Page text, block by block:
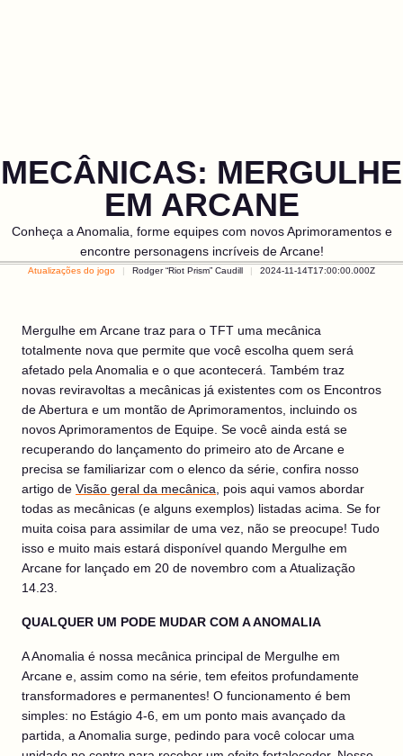
MECÂNICAS: MERGULHE
EM ARCANE
Conheça a Anomalia, forme equipes com novos Aprimoramentos e
encontre personagens incríveis de Arcane!
Atualizações do jogo Rodger “Riot Prism” Caudill 2024-11-14T17:00:00.000Z
Mergulhe em Arcane traz para o TFT uma mecânica
totalmente nova que permite que você escolha quem será
afetado pela Anomalia e o que acontecerá. Também traz
novas reviravoltas a mecânicas já existentes com os Encontros
de Abertura e um montão de Aprimoramentos, incluindo os
novos Aprimoramentos de Equipe. Se você ainda está se
recuperando do lançamento do primeiro ato de Arcane e
precisa se familiarizar com o elenco da série, confira nosso
artigo de Visão geral da mecânica , pois aqui vamos abordar
todas as mecânicas (e alguns exemplos) listadas acima. Se for
muita coisa para assimilar de uma vez, não se preocupe! Tudo
isso e muito mais estará disponível quando Mergulhe em
Arcane for lançado em 20 de novembro com a Atualização
14.23.
QUALQUER UM PODE MUDAR COM A ANOMALIA
A Anomalia é nossa mecânica principal de Mergulhe em
Arcane e, assim como na série, tem efeitos profundamente
transformadores e permanentes! O funcionamento é bem
simples: no Estágio 4-6, em um ponto mais avançado da
partida, a Anomalia surge, pedindo para você colocar uma